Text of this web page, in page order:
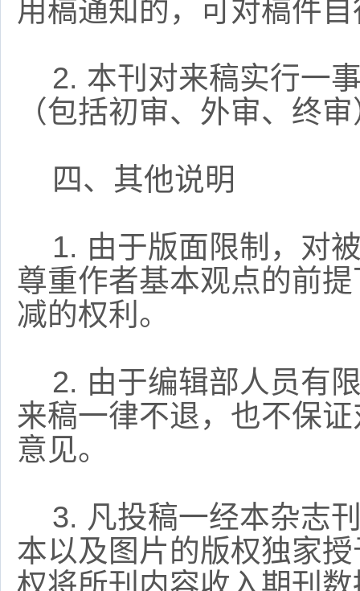
用稿通知的，可对稿件
2. 本刊对来稿实行一
（包括初审、外审、终
四、其他说明
1. 由于版面限制，对
尊重作者基本观点的前
减的权利。
2. 由于编辑部人员有
来稿一律不退，也不保
意见。
3. 凡投稿一经本杂志
本以及图片的版权独家
权将所刊内容收入期刊